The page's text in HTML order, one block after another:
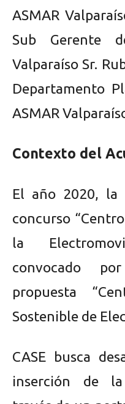
ASMAR
Sub Gerente
Valparaíso Sr.
Departamento
ASMAR
Contexto del
El año 2020, la
concurso
la
convocado
propuesta
Sostenible de
CASE busca
inserción de